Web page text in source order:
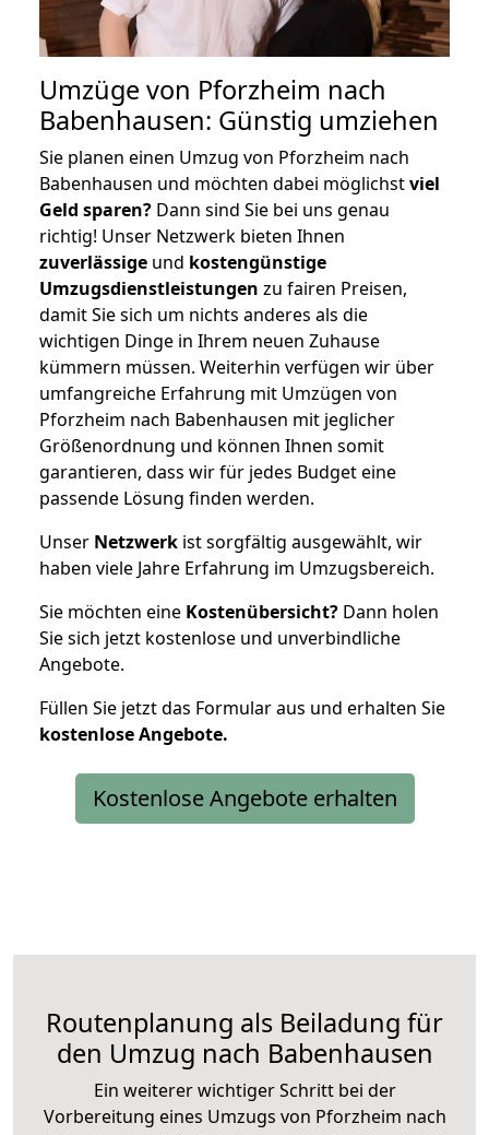
Umzüge von Pforzheim nach
Babenhausen: Günstig umziehen
Sie planen einen Umzug von Pforzheim nach
Babenhausen und möchten dabei möglichstviel
Geld sparen? Dann sind Sie bei uns genau
richtig! Unser Netzwerk bieten Ihnen
zuverlässige und kostengünstige
Umzugsdienstleistungen zu fairen Preisen,
damit Sie sich um nichts anderes als die
wichtigen Dinge in Ihrem neuen Zuhause
kümmern müssen. Weiterhin verfügen wir über
umfangreiche Erfahrung mit Umzügen von
Pforzheim nach Babenhausen mit jeglicher
Größenordnung und können Ihnen somit
garantieren, dass wir für jedes Budget eine
passende Lösung finden werden.
Unser Netzwerk ist sorgfältig ausgewählt, wir
haben viele Jahre Erfahrung im Umzugsbereich.
Sie möchten eine Kostenübersicht? Dann holen
Sie sich jetzt kostenlose und unverbindliche
Angebote.
Füllen Sie jetzt das Formular aus und erhalten Sie
kostenloseAngebote.
Kostenlose Angebote erhalten
Routenplanung als Beiladung für
den Umzug nach Babenhausen
Ein weiterer wichtiger Schritt bei der
Vorbereitung eines Umzugs von Pforzheim nach